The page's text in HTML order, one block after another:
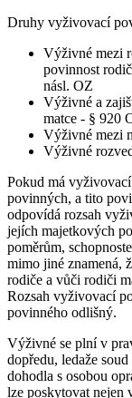
Druhy vyživovací
Výživné mezi
povinnost
násl. OZ
Výživné a
matce - § 920
Výživné mezi
Výživné
Pokud má
povinných, a tito
odpovídá rozsah
jejích majetkových
poměrům,
mimo jiné znamená,
rodiče a vůči rodiči
Rozsah vyživovací
povinného odlišný.
Výživné se plní v
dopředu, ledaže
dohodla s osobou
lze poskytovat nejen